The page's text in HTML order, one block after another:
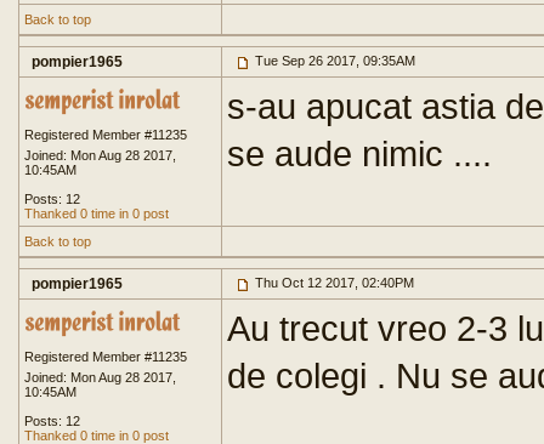
Back to top
pompier1965 Tue Sep 26 2017, 09:35AM
Registered Member #11235
Joined: Mon Aug 28 2017,
10:45AM
Posts: 12
Thanked 0 time in 0 post
s-au apucat astia
se aude nimic ....
Back to top
pompier1965 Thu Oct 12 2017, 02:40PM
Registered Member #11235
Joined: Mon Aug 28 2017,
10:45AM
Posts: 12
Thanked 0 time in 0 post
Au trecut vreo 2-3
de colegi . Nu se